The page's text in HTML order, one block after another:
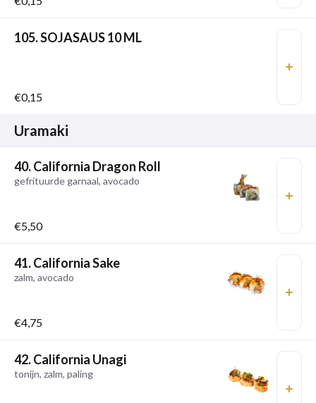
105. SOJASAUS 10 ML
€0,15
Uramaki
40. California Dragon Roll
gefrituurde garnaal, avocado
€5,50
41. California Sake
zalm, avocado
€4,75
42. California Unagi
tonijn, zalm, paling